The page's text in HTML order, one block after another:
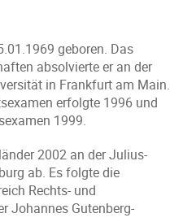
geboren. Das
absolvierte er an der
in Frankfurt am Main.
erfolgte 1996 und
1999.
2002 an der Julius-
ab. Es folgte die
Rechts- und
Johannes Gutenberg-